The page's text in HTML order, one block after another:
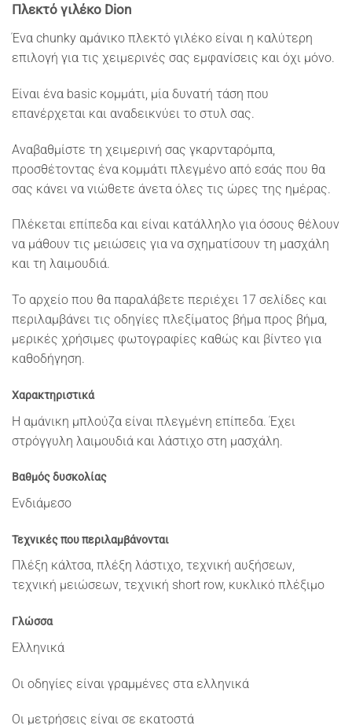
Πλεκτό γιλέκο Dion
Ένα chunky αμάνικο πλεκτό γιλέκο είναι η καλύτερη
επιλογή για τις χειμερινές σας εμφανίσεις και όχι μόνο.
Είναι ένα basic κομμάτι, μία δυνατή τάση που
επανέρχεται και αναδεικνύει το στυλ σας.
Αναβαθμίστε τη χειμερινή σας γκαρνταρόμπα,
προσθέτοντας ένα κομμάτι πλεγμένο από εσάς που θα
σας κάνει να νιώθετε άνετα όλες τις ώρες της ημέρας.
Πλέκεται επίπεδα και είναι κατάλληλο για όσους θέλουν
να μάθουν τις μειώσεις για να σχηματίσουν τη μασχάλη
και τη λαιμουδιά.
Το αρχείο που θα παραλάβετε περιέχει 17 σελίδες και
περιλαμβάνει τις οδηγίες πλεξίματος βήμα προς βήμα,
μερικές χρήσιμες φωτογραφίες καθώς και βίντεο για
καθοδήγηση.
Χαρακτηριστικά
Η αμάνικη μπλούζα είναι πλεγμένη επίπεδα. Έχει
στρόγγυλη λαιμουδιά και λάστιχο στη μασχάλη.
Βαθμός δυσκολίας
Ενδιάμεσο
Τεχνικές που περιλαμβάνονται
Πλέξη κάλτσα, πλέξη λάστιχο, τεχνική αυξήσεων,
τεχνική μειώσεων, τεχνική short row, κυκλικό πλέξιμο
Γλώσσα
Ελληνικά
Οι οδηγίες είναι γραμμένες στα ελληνικά
Οι μετρήσεις είναι σε εκατοστά